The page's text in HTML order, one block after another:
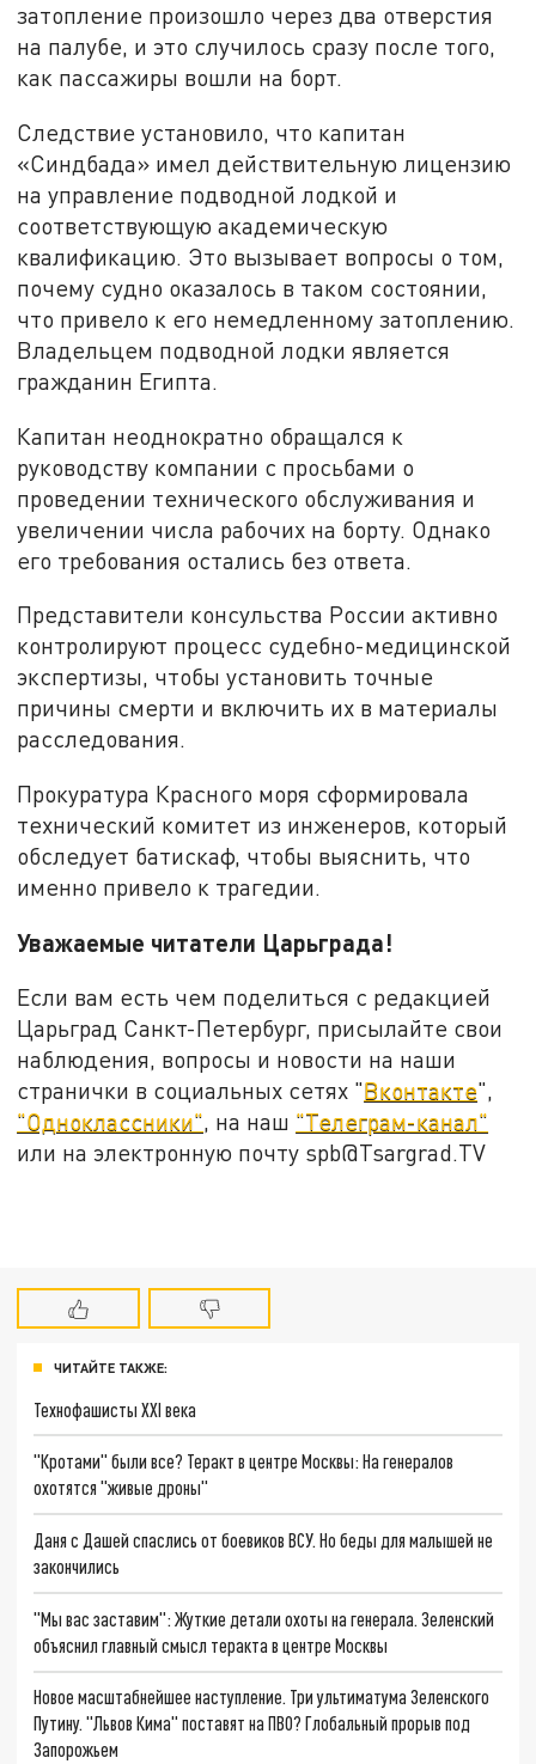
затопление произошло через два отверстия
на палубе, и это случилось сразу после того,
как пассажиры вошли на борт.
Следствие установило, что капитан
«Синдбада» имел действительную лицензию
на управление подводной лодкой и
соответствующую академическую
квалификацию. Это вызывает вопросы о том,
почему судно оказалось в таком состоянии,
что привело к его немедленному затоплению.
Владельцем подводной лодки является
гражданин Египта.
Капитан неоднократно обращался к
руководству компании с просьбами о
проведении технического обслуживания и
увеличении числа рабочих на борту. Однако
его требования остались без ответа.
Представители консульства России активно
контролируют процесс судебно-медицинской
экспертизы, чтобы установить точные
причины смерти и включить их в материалы
расследования.
Прокуратура Красного моря сформировала
технический комитет из инженеров, который
обследует батискаф, чтобы выяснить, что
именно привело к трагедии.
Уважаемые читатели Царьграда!
Если вам есть чем поделиться с редакцией
Царьград Санкт-Петербург, присылайте свои
наблюдения, вопросы и новости на наши
странички в социальных сетях "Вконтакте",
"Одноклассники", на наш "Телеграм-канал"
или на электронную почту spb@Tsargrad.TV
ЧИТАЙТЕ ТАКЖЕ:
Технофашисты XXI века
"Кротами" были все? Теракт в центре Москвы: На генералов
охотятся "живые дроны"
Даня с Дашей спаслись от боевиков ВСУ. Но беды для малышей не
закончились
"Мы вас заставим": Жуткие детали охоты на генерала. Зеленский
объяснил главный смысл теракта в центре Москвы
Новое масштабнейшее наступление. Три ультиматума Зеленского
Путину. "Львов Кима" поставят на ПВО? Глобальный прорыв под
Запорожьем